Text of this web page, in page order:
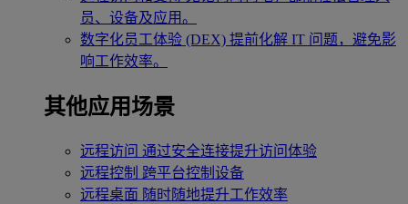
员、设备及应用。
数字化员工体验 (DEX) 提前化解 IT 问题，避免影
响工作效率。
其他应用场景
远程访问 通过安全连接提升访问体验
远程控制 跨平台控制设备
远程桌面 随时随地提升工作效率